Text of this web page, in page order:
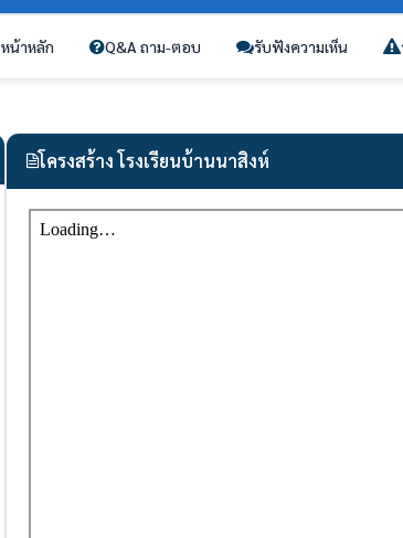
หน้าหลัก Q&A ถาม-ตอบ รับฟังความเห็น
โครงสร้าง โรงเรียนบ้านนาสิงห์